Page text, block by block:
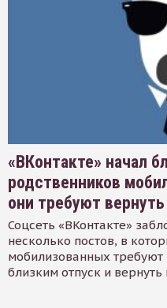
«ВКонтакте» начал
родственников
они требуют
Соцсеть «ВКонтакте»
несколько постов, в
мобилизованных
близким отпуск и